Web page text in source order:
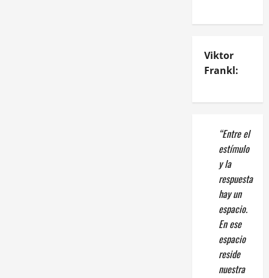
Viktor
Frankl:
“Entre el
estímulo
y la
respuesta
hay un
espacio.
En ese
espacio
reside
nuestra